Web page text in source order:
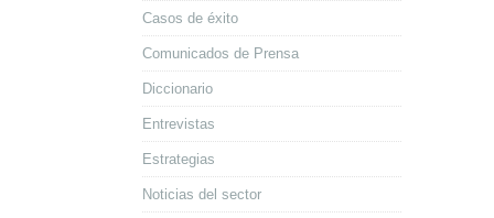
Casos de éxito
Comunicados de Prensa
Diccionario
Entrevistas
Estrategias
Noticias del sector